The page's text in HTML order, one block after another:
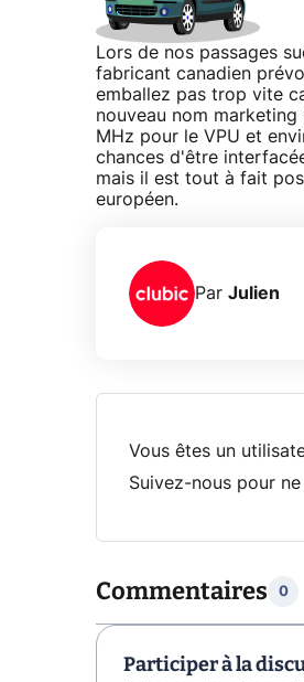
Lors de nos passages
fabricant canadien
emballez pas trop vite
nouveau nom
MHz pour le VPU et
chances d'être
mais il est tout à fait
européen.
Par Julien
Vous êtes un
Suivez-nous pour
Commentaires 0
Participer à la